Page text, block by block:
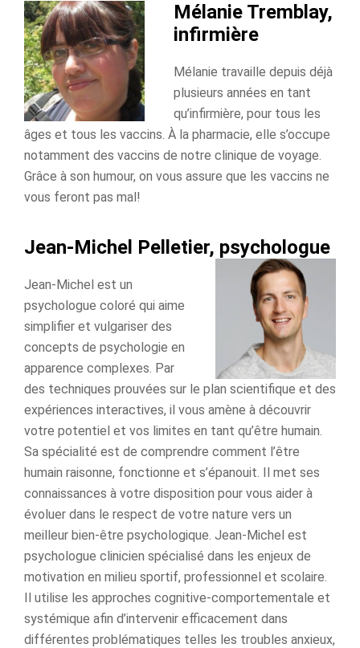
Mélanie Tremblay,
infirmière
Mélanie travaille depuis déjà
plusieurs années en tant
qu’infirmière, pour tous les
âges et tous les vaccins. À la pharmacie, elle s’occupe
notamment des vaccins de notre clinique de voyage.
Grâce à son humour, on vous assure que les vaccins ne
vous feront pas mal!
Jean-Michel Pelletier, psychologue
Jean-Michel est un
psychologue coloré qui aime
simplifier et vulgariser des
concepts de psychologie en
apparence complexes. Par
des techniques prouvées sur le plan scientifique et des
expériences interactives, il vous amène à découvrir
votre potentiel et vos limites en tant qu’être humain.
Sa spécialité est de comprendre comment l’être
humain raisonne, fonctionne et s’épanouit. Il met ses
connaissances à votre disposition pour vous aider à
évoluer dans le respect de votre nature vers un
meilleur bien-être psychologique. Jean-Michel est
psychologue clinicien spécialisé dans les enjeux de
motivation en milieu sportif, professionnel et scolaire.
Il utilise les approches cognitive-comportementale et
systémique afin d’intervenir efficacement dans
différentes problématiques telles les troubles anxieux,